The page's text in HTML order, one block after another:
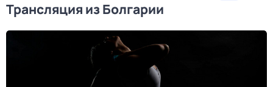
Трансляция из Болгарии